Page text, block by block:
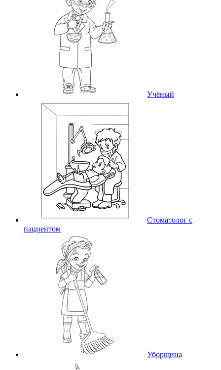
Учёный
Стоматолог с
пациентом
Уборщица